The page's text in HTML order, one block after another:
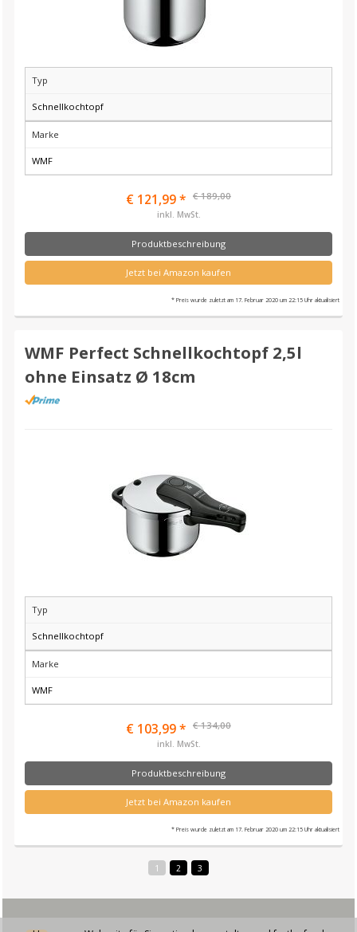
Typ
Schnellkochtopf
Marke
WMF
€ 121,99 * € 189,00
inkl. MwSt.
Produktbeschreibung
Jetzt bei Amazon kaufen
* Preis wurde zuletzt am 17. Februar 2020 um 22:15 Uhr aktualisiert
WMF Perfect Schnellkochtopf 2,5l
ohne Einsatz Ø 18cm
Typ
Schnellkochtopf
Marke
WMF
€ 103,99 * € 134,00
inkl. MwSt.
Produktbeschreibung
Jetzt bei Amazon kaufen
* Preis wurde zuletzt am 17. Februar 2020 um 22:15 Uhr aktualisiert
1 2 3